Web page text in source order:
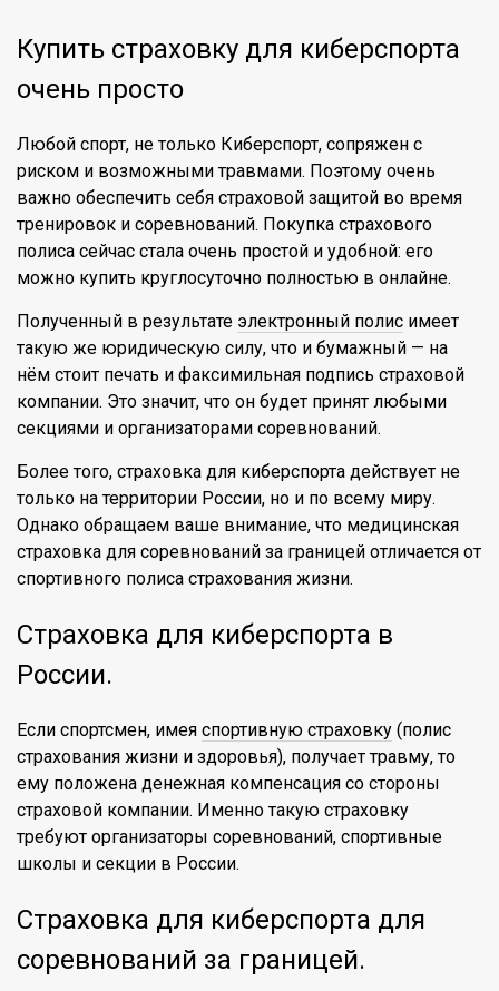
Купить страховку для киберспорта
очень просто
Любой спорт, не только Киберспорт, сопряжен с
риском и возможными травмами. Поэтому очень
важно обеспечить себя страховой защитой во время
тренировок и соревнований. Покупка страхового
полиса сейчас стала очень простой и удобной: его
можно купить круглосуточно полностью в онлайне.
Полученный в результате электронный полис имеет
такую же юридическую силу, что и бумажный — на
нём стоит печать и факсимильная подпись страховой
компании. Это значит, что он будет принят любыми
секциями и организаторами соревнований.
Более того, страховка для киберспорта действует не
только на территории России, но и по всему миру.
Однако обращаем ваше внимание, что медицинская
страховка для соревнований за границей отличается от
спортивного полиса страхования жизни.
Страховка для киберспорта в
России.
Если спортсмен, имея спортивную страховку (полис
страхования жизни и здоровья), получает травму, то
ему положена денежная компенсация со стороны
страховой компании. Именно такую страховку
требуют организаторы соревнований, спортивные
школы и секции в России.
Страховка для киберспорта для
соревнований за границей.